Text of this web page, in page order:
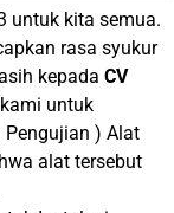
untuk kita semua.
rasa syukur
kepada CV
untuk
Pengujian ) Alat
alat tersebut